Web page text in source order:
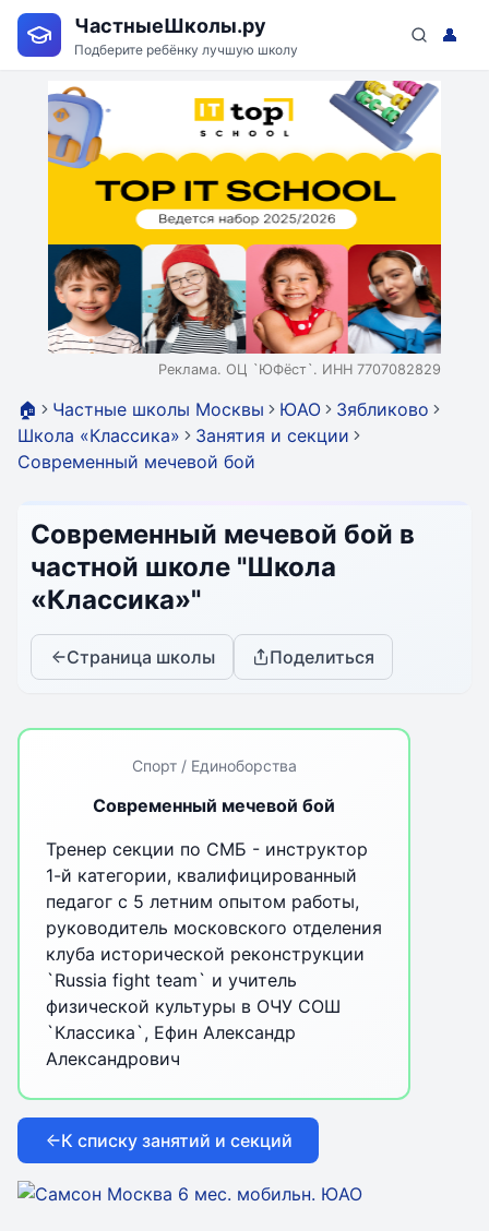
ЧастныеШколы.ру
Подберите ребёнку лучшую школу
👤
Реклама. ОЦ `ЮФёст`. ИНН 7707082829
🏠 Частные школы Москвы ЮАО
Зябликово
Школа «Классика»
Занятия и секции
Современный мечевой бой
Современный мечевой бой в
частной школе "Школа
«Классика»"
Страница школы Поделиться
Спорт / Единоборства
Современный мечевой бой
Тренер секции по СМБ - инструктор
1-й категории, квалифицированный
педагог с 5 летним опытом работы,
руководитель московского отделения
клуба исторической реконструкции
`Russia fight team` и учитель
физической культуры в ОЧУ СОШ
`Классика`, Ефин Александр
Александрович
К списку занятий и секций